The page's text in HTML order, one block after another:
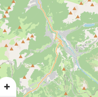
© Hôtel Les Côtes Morzine